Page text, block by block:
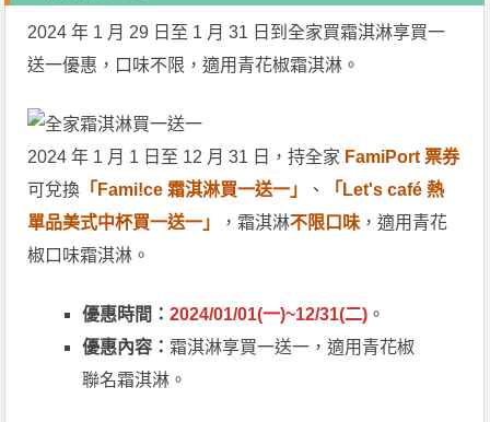
2024 年 1 月 29 日至 1 月 31 日到全家買霜淇淋享買一
送一優惠，口味不限，適用青花椒霜淇淋。
2024 年 1 月 1 日至 12 月 31 日，持全家 FamiPort 票券
可兌換 「Fami!ce 霜淇淋買一送一」 、
「Let's café 熱
單品美式中杯買一送一」
，霜淇淋不限口味 ，適用青花
椒口味霜淇淋。
優惠時間：2024/01/01(一)~12/31(二) 。
優惠內容： 霜淇淋享買一送一，適用青花椒
聯名霜淇淋。